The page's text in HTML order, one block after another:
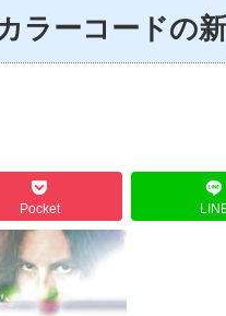
ラーコードの
Pocket